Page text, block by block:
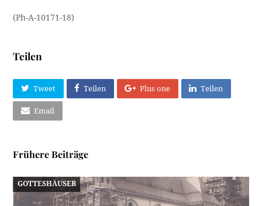
(Ph-A-10171-18)
Teilen
Tweet Teilen Plus one Teilen
Email
Frühere Beiträge
GOTTESHÄUSER